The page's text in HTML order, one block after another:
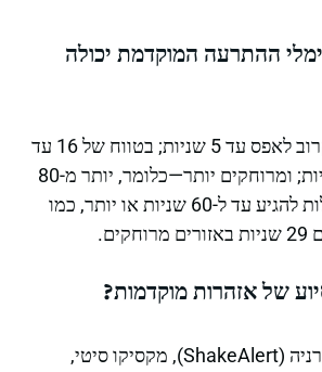
ההתרעה המוקדמת יכולה
במרכז הרעידה, הקרוב לאפס עד 5 שניות; בטווח של 16 עד
80 ק"מ, עד 20 שניות; ומרוחקים יותר—כלומר, יותר מ-80
ק"מ—התראות יכולות להגיע עד ל-60 שניות או יותר, כמו
ביפן (JMA), קליפורניה (ShakeAlert), מקסיקו סיטי,